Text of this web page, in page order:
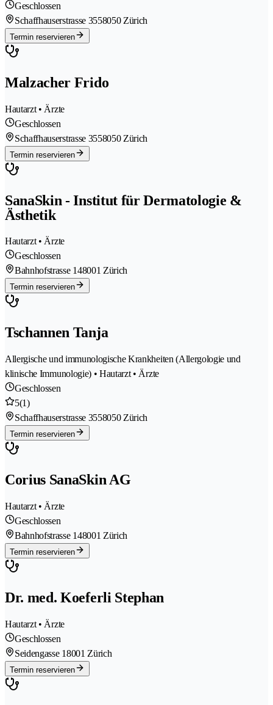
Geschlossen
Schaffhauserstrasse 3558050 Zürich
Termin reservieren
Malzacher Frido
Hautarzt • Ärzte
Geschlossen
Schaffhauserstrasse 3558050 Zürich
Termin reservieren
SanaSkin - Institut für Dermatologie &
Ästhetik
Hautarzt • Ärzte
Geschlossen
Bahnhofstrasse 148001 Zürich
Termin reservieren
Tschannen Tanja
Allergische und immunologische Krankheiten (Allergologie und
klinische Immunologie) • Hautarzt • Ärzte
Geschlossen
5(1)
Schaffhauserstrasse 3558050 Zürich
Termin reservieren
Corius SanaSkin AG
Hautarzt • Ärzte
Geschlossen
Bahnhofstrasse 148001 Zürich
Termin reservieren
Dr. med. Koeferli Stephan
Hautarzt • Ärzte
Geschlossen
Seidengasse 18001 Zürich
Termin reservieren